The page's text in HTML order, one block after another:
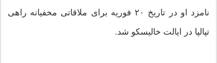
نامزد او در تاریخ ۲۰ فوریه برای ملاقاتی مخفیانه راهی
تپالپا در ایالت خالیسکو شد.